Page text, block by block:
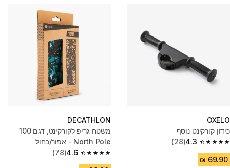
OXELO
כידון קורקינט נוסף
4.3
4.3 out of 5 stars from 28 reviews
(28)
DECATHLON
משטח גריפ לקורקינט, דגם 100
North Pole - אפור/כחול
4.6
4.6 out of 5 stars from 78 reviews
(78)